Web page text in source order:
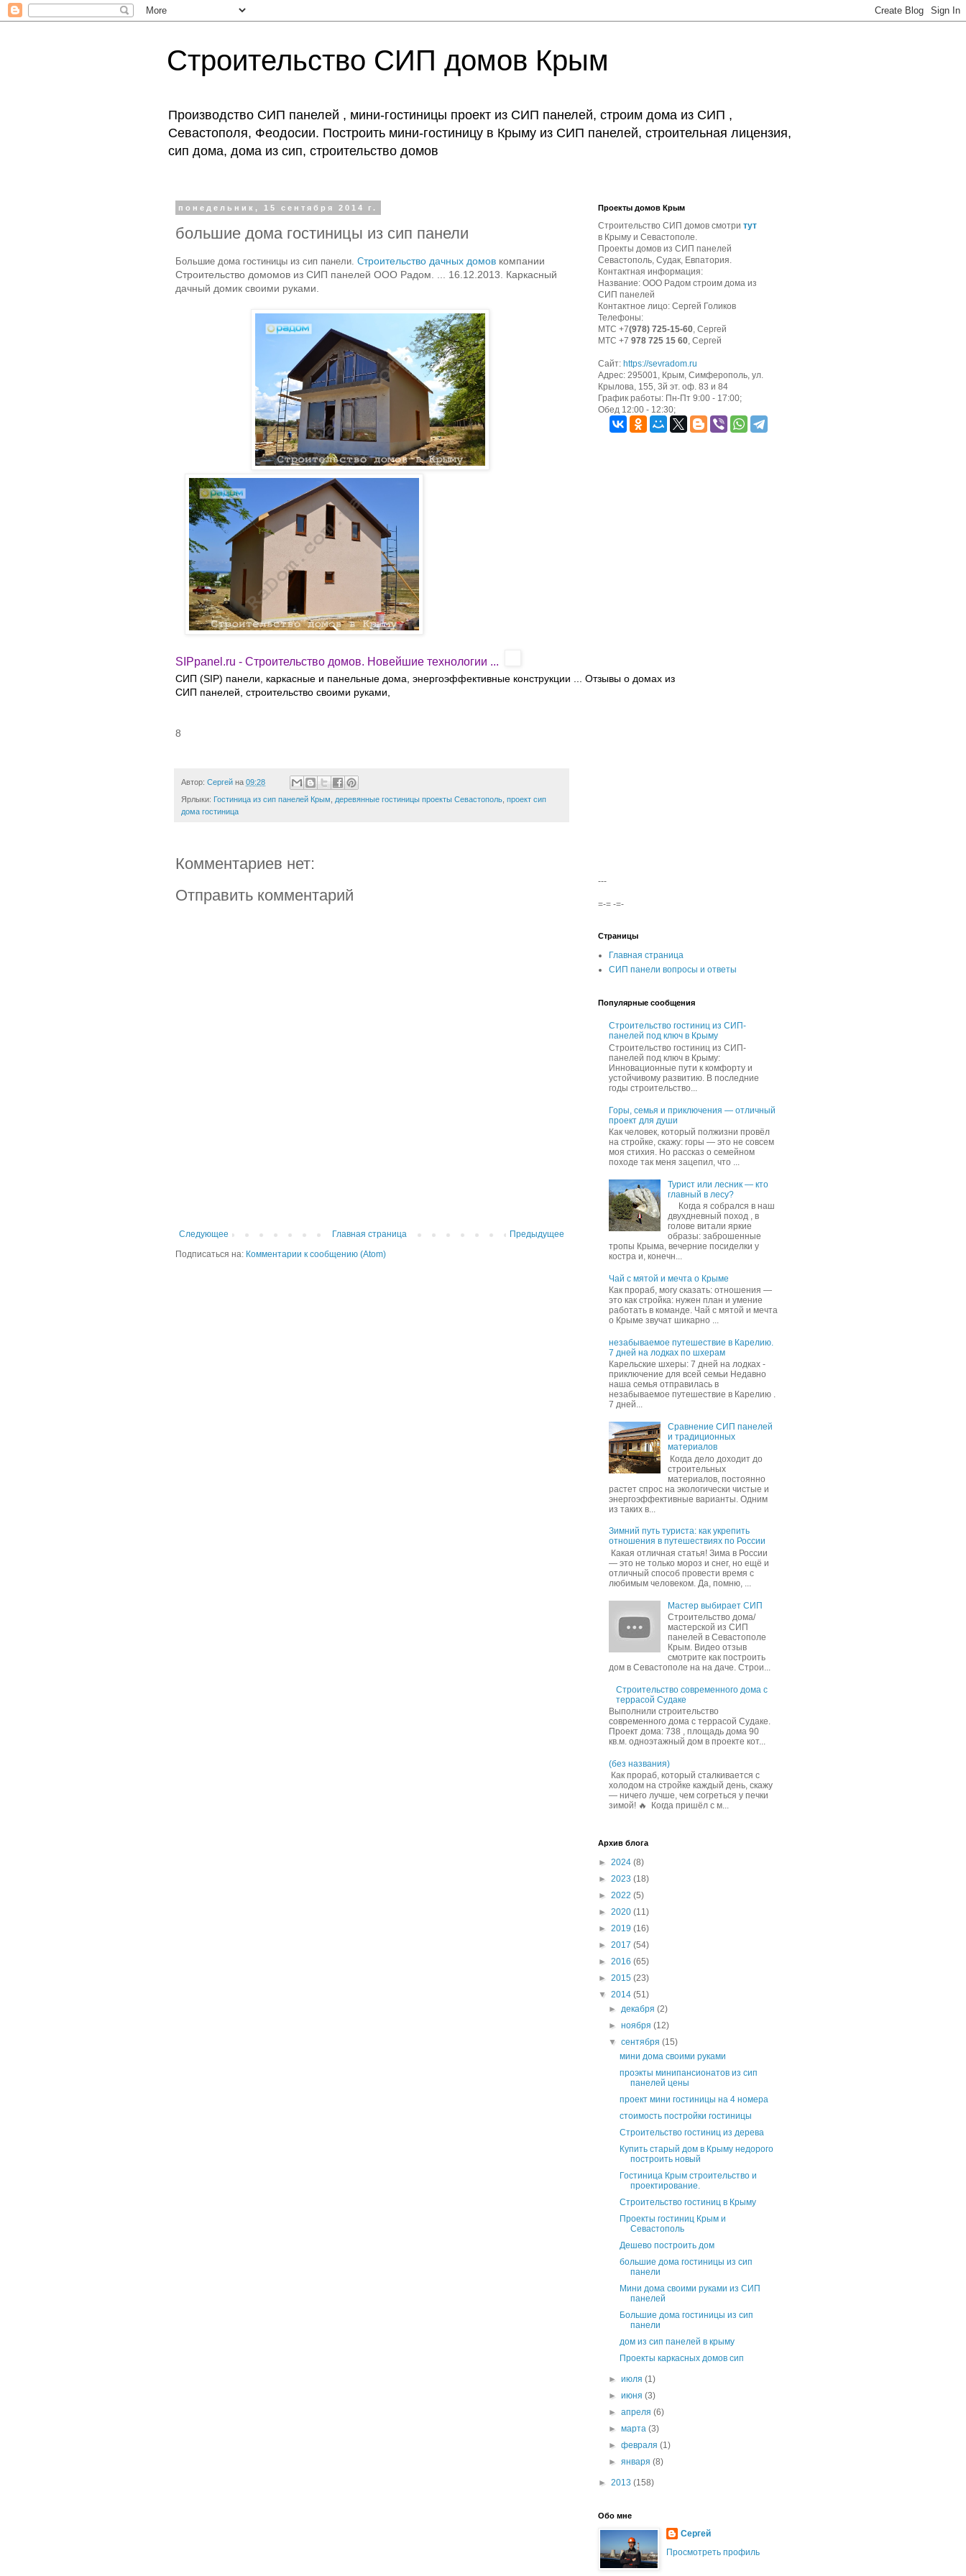
Строительство СИП домов Крым
Производство СИП панелей , мини-гостиницы проект из СИП панелей, строим дома из СИП ,
Севастополя, Феодосии. Построить мини-гостиницу в Крыму из СИП панелей, строительная лицензия,
сип дома, дома из сип, строительство домов
понедельник, 15 сентября 2014 г.
большие дома гостиницы из сип панели
Большие дома гостиницы из сип панели. Строительство дачных домов компании
Строительство домомов из СИП панелей ООО Радом. ... 16.12.2013. Каркасный
дачный домик своими руками.
SIPpanel.ru - Строительство домов. Новейшие технологии ...
СИП (SIP) панели, каркасные и панельные дома, энергоэффективные конструкции ... Отзывы о домах из
СИП панелей, строительство своими руками,
8
Автор: Сергей на 09:28
Ярлыки: Гостиница из сип панелей Крым деревянные гостиницы проекты Севастополь проект сип
дома гостиница
Комментариев нет:
Отправить комментарий
Следующее Предыдущее
Главная страница
Подписаться на: Комментарии к сообщению (Atom)
Проекты домов Крым
Строительство СИП домов смотри тут
в Крыму и Севастополе.
Проекты домов из СИП панелей
Севастополь, Судак, Евпатория.
Контактная информация:
Название: ООО Радом строим дома из
СИП панелей
Контактное лицо: Сергей Голиков
Телефоны:
МТС +7(978) 725-15-60, Сергей
МТС +7 978 725 15 60, Сергей
Сайт: https://sevradom.ru
Адрес: 295001, Крым, Симферополь, ул.
Крылова, 155, 3й эт. оф. 83 и 84
График работы: Пн-Пт 9:00 - 17:00;
Обед 12:00 - 12:30;
---
=-= -=-
Страницы
Главная страница
СИП панели вопросы и ответы
Популярные сообщения
Строительство гостиниц из СИП-
панелей под ключ в Крыму
Строительство гостиниц из СИП-
панелей под ключ в Крыму:
Инновационные пути к комфорту и
устойчивому развитию. В последние
годы строительство...
Горы, семья и приключения — отличный
проект для души
Как человек, который полжизни провёл
на стройке, скажу: горы — это не совсем
моя стихия. Но рассказ о семейном
походе так меня зацепил, что ...
Турист или лесник — кто
главный в лесу?
Когда я собрался в наш
двухдневный поход , в
голове витали яркие
образы: заброшенные
тропы Крыма, вечерние посиделки у
костра и, конечн...
Чай с мятой и мечта о Крыме
Как прораб, могу сказать: отношения —
это как стройка: нужен план и умение
работать в команде. Чай с мятой и мечта
о Крыме звучат шикарно ...
незабываемое путешествие в Карелию.
7 дней на лодках по шхерам
Карельские шхеры: 7 дней на лодках -
приключение для всей семьи Недавно
наша семья отправилась в
незабываемое путешествие в Карелию .
7 дней...
Сравнение СИП панелей
и традиционных
материалов
Когда дело доходит до
строительных
материалов, постоянно
растет спрос на экологически чистые и
энергоэффективные варианты. Одним
из таких в...
Зимний путь туриста: как укрепить
отношения в путешествиях по России
Какая отличная статья! Зима в России
— это не только мороз и снег, но ещё и
отличный способ провести время с
любимым человеком. Да, помню, ...
Мастер выбирает СИП
Строительство дома/
мастерской из СИП
панелей в Севастополе
Крым. Видео отзыв
смотрите как построить
дом в Севастополе на на даче. Строи...
Строительство современного дома с
террасой Судаке
Выполнили строительство
современного дома с террасой Судаке.
Проект дома: 738 , площадь дома 90
кв.м. одноэтажный дом в проекте кот...
(без названия)
Как прораб, который сталкивается с
холодом на стройке каждый день, скажу
— ничего лучше, чем согреться у печки
зимой! 🔥 Когда пришёл с м...
Архив блога
► 2024 (8)
► 2023 (18)
► 2022 (5)
► 2020 (11)
► 2019 (16)
► 2017 (54)
► 2016 (65)
► 2015 (23)
▼ 2014 (51)
► декабря(2)
►ноября(12)
▼сентября(15)
мини дома своими руками
проэкты минипансионатов из сип
панелей цены
проект мини гостиницы на 4 номера
стоимость постройки гостиницы
Строительство гостиниц из дерева
Купить старый дом в Крыму недорого
построить новый
Гостиница Крым строительство и
проектирование.
Строительство гостиниц в Крыму
Проекты гостиниц Крым и
Севастополь
Дешево построить дом
большие дома гостиницы из сип
панели
Мини дома своими руками из СИП
панелей
Большие дома гостиницы из сип
панели
дом из сип панелей в крыму
Проекты каркасных домов сип
►июля(1)
►июня(3)
►апреля(6)
►марта(3)
►февраля(1)
►января(8)
► 2013 (158)
Обо мне
Сергей
Просмотреть профиль